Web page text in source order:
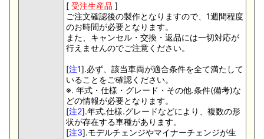
[ 受注生産品 ]
ご注文確認後の製作となりますので、1週間程度
のお時間が必要となります。
また、キャンセル・交換・返品には一切対応が
行えませんのでご注意ください。
[注1].必ず、該当車両が適合条件を全て満たして
いることをご確認ください。
※. 年式・仕様・グレード・その他.条件(備考)な
どの情報が必要となります。
[注2].年式.仕様.グレードなどにより、複数の形
状が存在する車種があります。
[注3].モデルチェンジやマイナーチェンジが生